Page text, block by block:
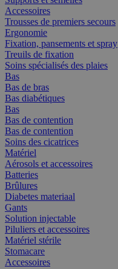
Accessoires
Trousses de premiers secours
Ergonomie
Fixation, pansements et spray
Treuils de fixation
Soins spécialisés des plaies
Bas
Bas de bras
Bas diabétiques
Bas
Bas de contention
Bas de contention
Soins des cicatrices
Matériel
Aérosols et accessoires
Batteries
Brûlures
Diabetes materiaal
Gants
Solution injectable
Piluliers et accessoires
Matériel stérile
Stomacare
Accessoires